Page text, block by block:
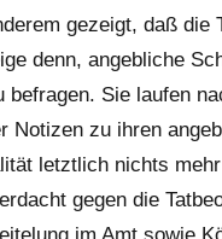
gezeigt, daß
denn, angebliche
Sie laufen
Notizen zu ihren
letztlich nichts
gegen die